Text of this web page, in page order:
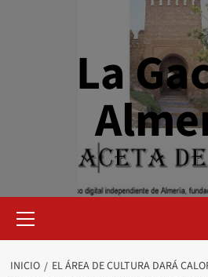
La
primario
INICIO
EL ÁREA DE CULTURA DARÁ